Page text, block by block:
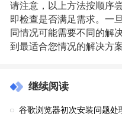
请注意，以上方法按顺序
即检查是否满足需求。一
同情况可能需要不同的解
到最适合您情况的解决方案
继续阅读
谷歌浏览器初次安装问题处